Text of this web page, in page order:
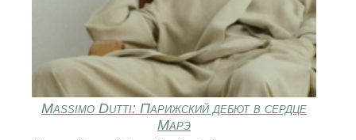
Massimo Dutti: Парижский дебют в сердце
Марэ